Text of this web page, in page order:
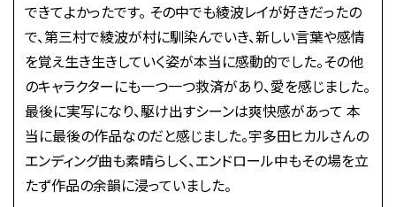
できてよかったです。 その中でも綾波レイが好きだったの
で、第三村で綾波が村に馴染んでいき、新しい言葉や感情
を覚え生き生きしていく姿が本当に感動的でした。その他
のキャラクターにも一つ一つ救済があり、愛を感じました。
最後に実写になり、駆け出すシーンは爽快感があって 本
当に最後の作品なのだと感じました。宇多田ヒカルさんの
エンディング曲も素晴らしく、エンドロール中もその場を立
たず作品の余韻に浸っていました。